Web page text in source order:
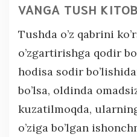
VANGA TUSH
Tushda o’z qabrini
o’zgartirishga qodir
hodisa sodir
bo’lsa, oldinda
kuzatilmoqda,
o’ziga bo’lgan